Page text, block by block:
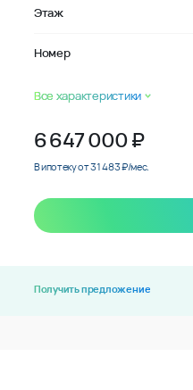
Этаж
Номер
Все характеристики
6 647 000₽
В ипотеку от 31 483 ₽/мес.
Получить предложение